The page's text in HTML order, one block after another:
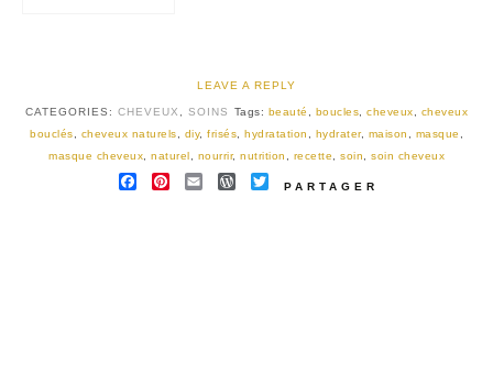
LEAVE A REPLY
CATEGORIES: CHEVEUX SOINS Tags: beauté boucles ,cheveux
cheveux
bouclés
cheveux naturels diy, frisés hydratation hydrater, maison masque
masque cheveux
naturel nourrir, nutrition recette soin soin cheveux
FACEBOOK
PINTEREST
EMAILWORDPRESS
TWITTER
PARTAGER